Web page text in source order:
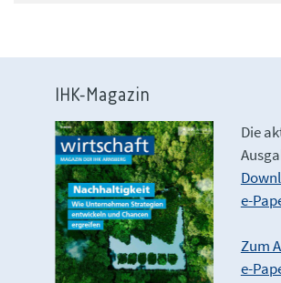
IHK-Magazin
Die
e-
Zum
e-